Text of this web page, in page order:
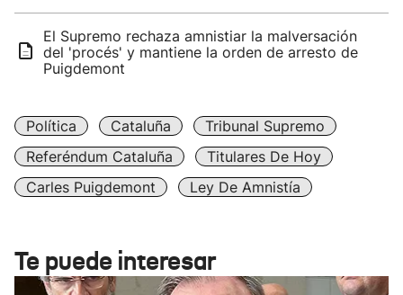
El Supremo rechaza amnistiar la malversación
del 'procés' y mantiene la orden de arresto de
Puigdemont
Política Cataluña
Tribunal Supremo
Referéndum Cataluña
Titulares De Hoy
Carles Puigdemont
Ley De Amnistía
Te puede interesar